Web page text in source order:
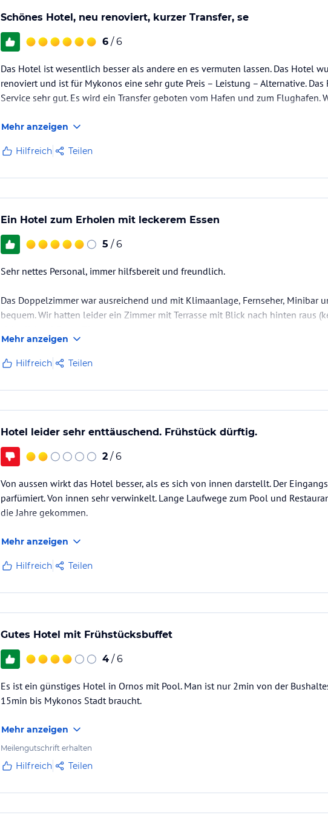
Schönes Hotel, neu renoviert, kurzer Transfer, se
6 / 6
Das Hotel ist wesentlich besser als andere en es vermuten lassen. Das Hotel
renoviert und ist für Mykonos eine sehr gute Preis – Leistung – Alternative.
Service sehr gut. Es wird ein Transfer geboten vom Hafen und zum Flughafen.
Mehr anzeigen
Hilfreich Teilen
Ein Hotel zum Erholen mit leckerem Essen
5 / 6
Sehr nettes Personal, immer hilfsbereit und freundlich.
Das Doppelzimmer war ausreichend und mit Klimaanlage, Fernseher, Minibar
bequem. Wir hatten leider ein Zimmer mit Terrasse mit Blick nach hinten raus
Der Poolbereich war top gepflegt und der Pool mit Salzwasser gefüllt. An der
gekauft werden. Badetücher können kostenlos geliehen werden. Wir hatten
Mehr anzeigen
Hilfreich Teilen
Hotel leider sehr enttäuschend. Frühstück dürftig.
2 / 6
Von aussen wirkt das Hotel besser, als es sich von innen darstellt. Der
parfümiert. Von innen sehr verwinkelt. Lange Laufwege zum Pool und
die Jahre gekommen.
Mehr anzeigen
Hilfreich Teilen
Gutes Hotel mit Frühstücksbuffet
4 / 6
Es ist ein günstiges Hotel in Ornos mit Pool. Man ist nur 2min von der
15min bis Mykonos Stadt braucht.
Mehr anzeigen
Meilengutschrift erhalten
Hilfreich Teilen